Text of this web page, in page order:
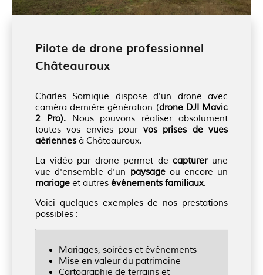
Pilote de drone professionnel
Châteauroux
Charles Sornique dispose d'un drone avec
caméra dernière génération (drone DJI Mavic
2 Pro). Nous pouvons réaliser absolument
toutes vos envies pour vos prises de vues
aériennesà Châteauroux.
La vidéo par drone permet decapturerune
vue d'ensemble d'un paysageou encore un
mariage et autres événements familiaux.
Voici quelques exemples de nos prestations
possibles :
Mariages, soirées et événements
Mise en valeur du patrimoine
Cartographie de terrains et